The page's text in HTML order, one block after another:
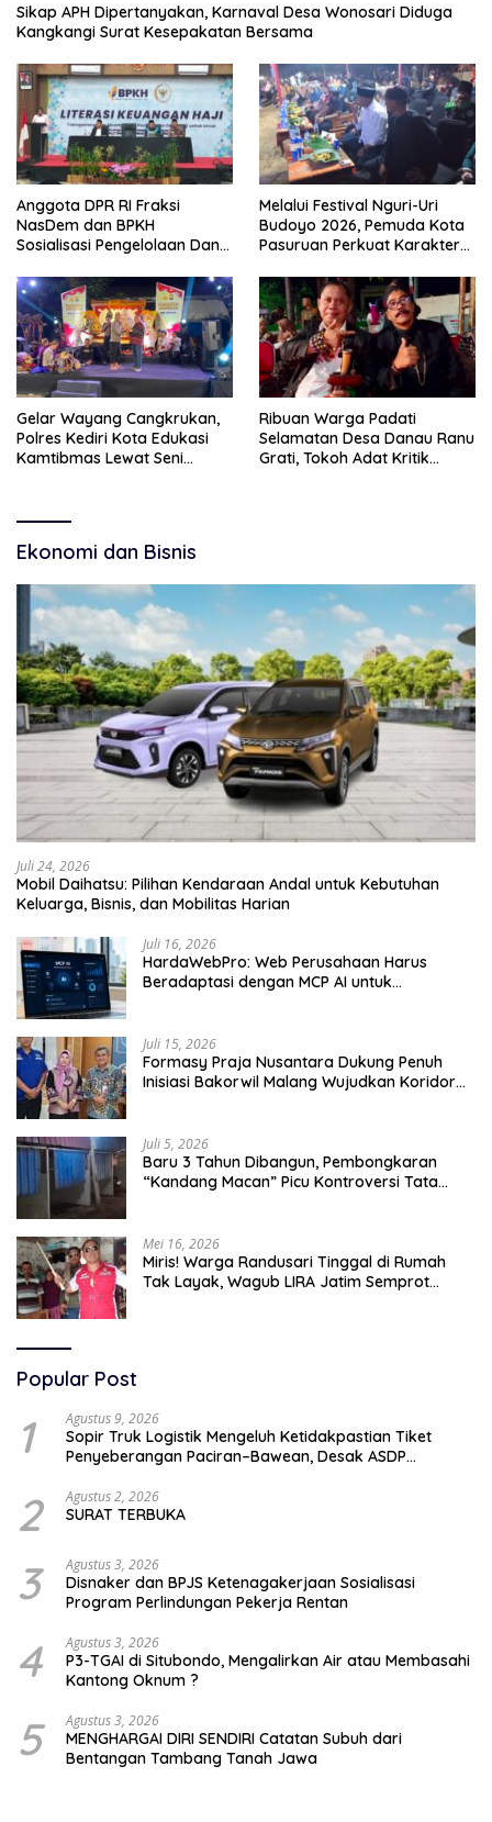
Sikap APH Dipertanyakan, Karnaval Desa Wonosari Diduga
Kangkangi Surat Kesepakatan Bersama
Anggota DPR RI Fraksi
NasDem dan BPKH
Sosialisasi Pengelolaan Dana
Melalui Festival Nguri-Uri
Budoyo 2026, Pemuda Kota
Pasuruan Perkuat Karakter
Narkoba
Gelar Wayang Cangkrukan,
Polres Kediri Kota Edukasi
Kamtibmas Lewat Seni
Ribuan Warga Padati
Selamatan Desa Danau Ranu
Grati, Tokoh Adat Kritik
Ekonomi dan Bisnis
Juli 24, 2026
Mobil Daihatsu: Pilihan Kendaraan Andal untuk Kebutuhan
Keluarga, Bisnis, dan Mobilitas Harian
Juli 16, 2026
HardaWebPro: Web Perusahaan Harus
Beradaptasi dengan MCP AI untuk
Juli 15, 2026
Formasy Praja Nusantara Dukung Penuh
Inisiasi Bakorwil Malang Wujudkan Koridor
Juli 5, 2026
Baru 3 Tahun Dibangun, Pembongkaran
“Kandang Macan” Picu Kontroversi Tata
Mei 16, 2026
Miris! Warga Randusari Tinggal di Rumah
Tak Layak, Wagub LIRA Jatim Semprot
Popular Post
1 Agustus 9, 2026
Sopir Truk Logistik Mengeluh Ketidakpastian Tiket
Penyeberangan Paciran–Bawean, Desak ASDP
2 Agustus 2, 2026
SURAT TERBUKA
3 Agustus 3, 2026
Disnaker dan BPJS Ketenagakerjaan Sosialisasi
Program Perlindungan Pekerja Rentan
4 Agustus 3, 2026
P3-TGAI di Situbondo, Mengalirkan Air atau Membasahi
Kantong Oknum ?
5 Agustus 3, 2026
MENGHARGAI DIRI SENDIRI Catatan Subuh dari
Bentangan Tambang Tanah Jawa